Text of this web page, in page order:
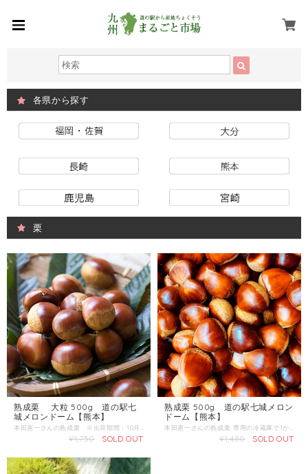
各県から探す
栗
熟成栗 大粒 500g 道の駅七
城メロンドーム【熊本】
¥1,750 SOLD OUT
熟成栗 500g 道の駅七城メロン
ドーム【熊本】
¥1,480 SOLD OUT